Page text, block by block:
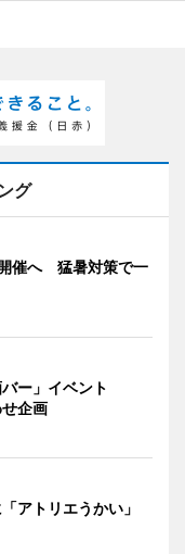
グ
催へ 猛暑対策で一
バー」イベント
せ企画
アトリエうかい」